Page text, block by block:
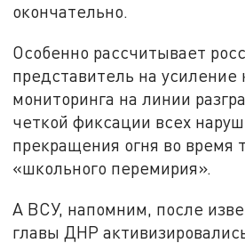
окончательно.
Особенно рассчитывает
представитель на усиление
мониторинга на линии
четкой фиксации всех
прекращения огня во время
«школьного перемирия».
А ВСУ, напомним, после
главы ДНР